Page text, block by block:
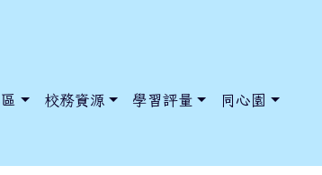
校務資源 學習評量 同心園